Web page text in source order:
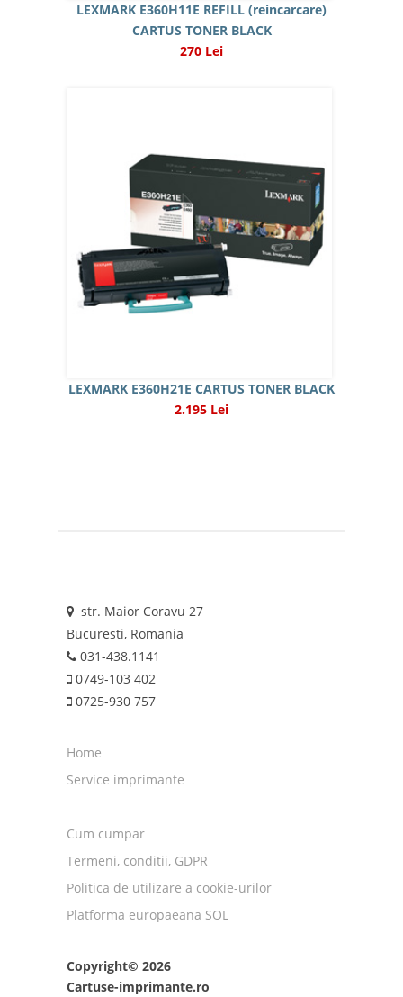
LEXMARK E360H11E REFILL (reincarcare)
CARTUS TONER BLACK
270 Lei
LEXMARK E360H21E CARTUS TONER BLACK
2.195 Lei
str. Maior Coravu 27
Bucuresti, Romania
031-438.1141
0749-103 402
0725-930 757
Home
Service imprimante
Cum cumpar
Termeni, conditii, GDPR
Politica de utilizare a cookie-urilor
Platforma europaeana SOL
Copyright© 2026
Cartuse-imprimante.ro